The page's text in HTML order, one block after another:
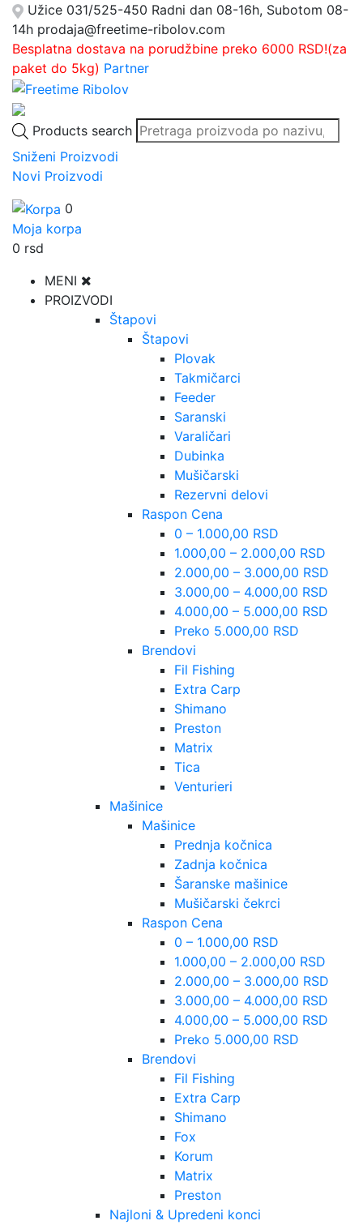
Užice 031/525-450 Radni dan 08-16h, Subotom 08-
14h prodaja@freetime-ribolov.com
Besplatna dostava na porudžbine preko 6000 RSD!(za
paket do 5kg) Partner
Products search
Sniženi Proizvodi
Novi Proizvodi
0
Moja korpa
0 rsd
MENI
PROIZVODI
Štapovi
Štapovi
Plovak
Takmičarci
Feeder
Saranski
Varaličari
Dubinka
Mušičarski
Rezervni delovi
Raspon Cena
0 – 1.000,00 RSD
1.000,00 – 2.000,00 RSD
2.000,00 – 3.000,00 RSD
3.000,00 – 4.000,00 RSD
4.000,00 – 5.000,00 RSD
Preko 5.000,00 RSD
Brendovi
Fil Fishing
Extra Carp
Shimano
Preston
Matrix
Tica
Venturieri
Mašinice
Mašinice
Prednja kočnica
Zadnja kočnica
Šaranske mašinice
Mušičarski čekrci
Raspon Cena
0 – 1.000,00 RSD
1.000,00 – 2.000,00 RSD
2.000,00 – 3.000,00 RSD
3.000,00 – 4.000,00 RSD
4.000,00 – 5.000,00 RSD
Preko 5.000,00 RSD
Brendovi
Fil Fishing
Extra Carp
Shimano
Fox
Korum
Matrix
Preston
Najloni & Upredeni konci